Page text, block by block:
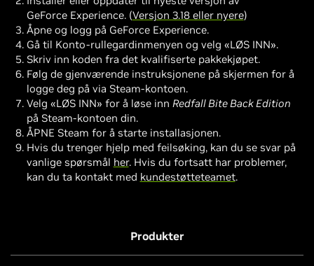
GeForce Experience. (Versjon 3.18 eller nyere)
Åpne og logg på GeForce Experience.
Gå til Konto-rullegardinmenyen og velg «LØS INN».
Skriv inn koden fra det kvalifiserte pakkekjøpet.
Følg de gjenværende instruksjonene på skjermen for å
logge deg på via Steam-kontoen.
Velg «LØS INN» for å løse inn Redfall Bite Back Edition
på Steam-kontoen din.
ÅPNE Steam for å starte installasjonen.
Hvis du trenger hjelp med feilsøking, kan du se svar på
vanlige spørsmål her. Hvis du fortsatt har problemer,
kan du ta kontakt med kundestøtteteamet.
Produkter